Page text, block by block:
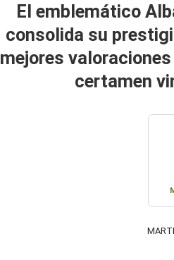
El emblemático
consolida su
mejores
certamen